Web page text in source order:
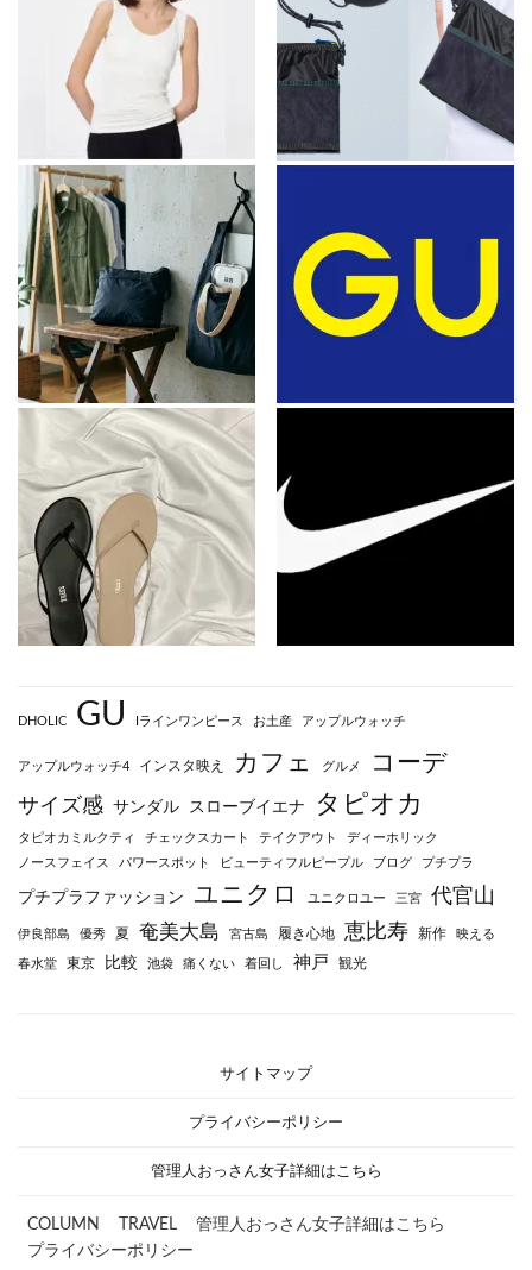
DHOLIC GU Iラインワンピース お土産 アップルウォッチ
アップルウォッチ4 インスタ映え カフェ グルメ コーデ
サイズ感 サンダル スローブイエナ タピオカ
タピオカミルクティ チェックスカート テイクアウト
ディーホリック
ノースフェイス
パワースポット ビューティフルピープル ブログ プチプラ
プチプラファッション ユニクロ ユニクロユー 三宮 代官山
伊良部島 優秀 夏 奄美大島 宮古島 履き心地 恵比寿 新作 映える
春水堂 東京 比較 池袋 痛くない 着回し 神戸 観光
サイトマップ
プライバシーポリシー
管理人おっさん女子詳細はこちら
COLUMN TRAVEL
管理人おっさん女子詳細はこちら
プライバシーポリシー